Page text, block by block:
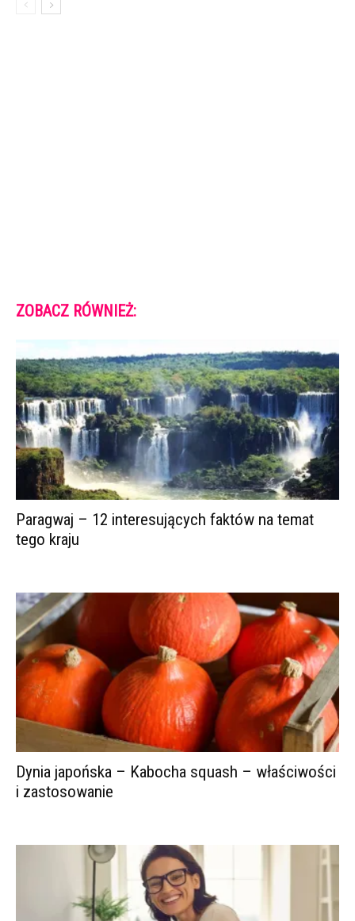
ZOBACZ RÓWNIEŻ:
Paragwaj – 12 interesujących faktów na temat
tego kraju
Dynia japońska – Kabocha squash – właściwości
i zastosowanie